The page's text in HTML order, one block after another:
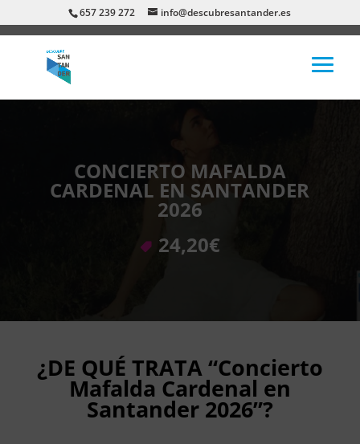
657 239 272 info@descubresantander.es
CONCIERTO MAFALDA
CARDENAL EN SANTANDER
2026
24,20€
¿DE QUÉ TRATA “Concierto
Mafalda Cardenal en
Santander 2026”?